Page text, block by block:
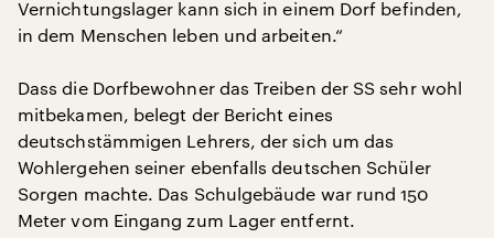
Vernichtungslager kann sich in einem Dorf befinden,
in dem Menschen leben und arbeiten.“
Dass die Dorfbewohner das Treiben der SS sehr wohl
mitbekamen, belegt der Bericht eines
deutschstämmigen Lehrers, der sich um das
Wohlergehen seiner ebenfalls deutschen Schüler
Sorgen machte. Das Schulgebäude war rund 150
Meter vom Eingang zum Lager entfernt.